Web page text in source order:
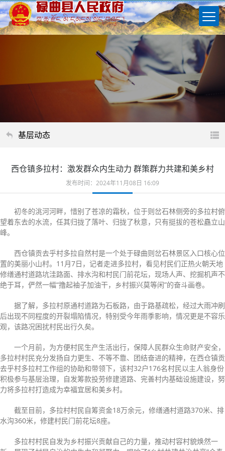
基层动态
西仓镇多拉村：激发群众内生动力 群策群力共建和美乡村
发布时间：2024年11月08日 16:09
初冬的洮河河畔，惜别了苍凉的霜秋，位于则岔石林侧旁的多拉村俯
望着东去的水流，任其归拢了落叶、归拢了秋意，只有挺拔的苍松矗立山
峰。
西仓镇贡去乎村多拉自然村是一个处于碌曲则岔石林景区入口核心位
置的美丽小山村。11月7日，记者走进多拉村，看见村民们正热火朝天地
修缮通村道路坑洼路面、排水沟和村民门前花坛，现场人声、挖掘机声不
绝于耳，俨然一幅“撸起袖子加油干，乡村振兴莫等闲”的奋斗画卷。
据了解，多拉村原通村道路为石板路，由于路基疏松，经过大雨冲刷
后出现不同程度的开裂塌陷情况，特别受今年雨季影响，情况更是不容乐
观，该路况困扰村民出行久矣。
一个月前，为方便村民生产生活出行，保障人民群众生命财产安全，
多拉村村民充分发扬自力更生、不等不靠、团结奋进的精神，在西仓镇贡
去乎村多拉村工作组的协助和带领下，该村32户176名村民以主人翁身份
积极参与基层治理，自发筹款投劳修建道路、完善村内基础设施建设，努
力将多拉村打造成为幸福宜居和美乡村。
截至目前，多拉村村民自筹资金18万余元，修缮通村道路370米、排
水沟360米，修建村民门前花坛8座。
多拉村村民自发为乡村振兴贡献自己的力量，推动村容村貌焕然一